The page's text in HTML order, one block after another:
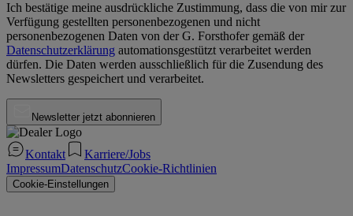
Ich bestätige meine ausdrückliche Zustimmung, dass die von mir zur
Verfügung gestellten personenbezogenen und nicht
personenbezogenen Daten von derG. Forsthofergemäß der
Datenschutzerklärung automationsgestützt verarbeitet werden
dürfen. Die Daten werden ausschließlich für die Zusendung des
Newsletters gespeichert und verarbeitet.
Newsletter jetzt abonnieren
Kontakt
Karriere/Jobs
ImpressumDatenschutzCookie-Richtlinien
Cookie-Einstellungen